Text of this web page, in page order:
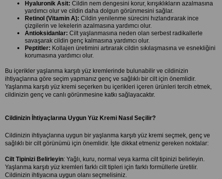
Hyaluronik Asit: Cildin nem dengesini korur, kırışıklıkların azalmasına
yardımcı olur ve cildin daha dolgun görünmesini sağlar.
Retinol (Vitamin A): Cildin yenilenme sürecini hızlandırarak ince
çizgilerin ve lekelerin azalmasına yardımcı olur.
Antioksidanlar: Cilt yaşlanmasına neden olan serbest radikallerle
savaşarak cildin genç kalmasına yardımcı olur.
Peptitler: Kollajen üretimini artırarak cildin sıkılaşmasına ve esnekliğini
korumasına yardımcı olur.
Bu içerikler yaşlanma karşıtı yüz kremlerinde bulunabilir ve cildinizin
ihtiyaçlarına göre seçim yapmanız genç ve sağlıklı bir cilt için önemlidir.
Yaşlanma karşıtı yüz kremi seçerken bu içerikleri içeren ürünleri tercih etmek,
cildinizin genç ve canlı görünmesine katkı sağlayacaktır.
Cildinizin İhtiyaçlarına Uygun Yüz Kremi Nasıl Seçilir?
Cildinizin ihtiyaçlarına uygun bir yaşlanma karşıtı yüz kremi seçmek, genç ve
sağlıklı bir cilt görünümü için önemlidir. İşte dikkat etmeniz gereken noktalar:
Cilt Tipinizi Belirleyin: Yağlı, kuru, normal veya karma cilt tipinizi belirleyin.
Yaşlanma karşıtı yüz kremleri farklı cilt tipleri için farklı formüllerle üretilir.
Cildinizin ihtiyacına uygun olanı seçmelisiniz.